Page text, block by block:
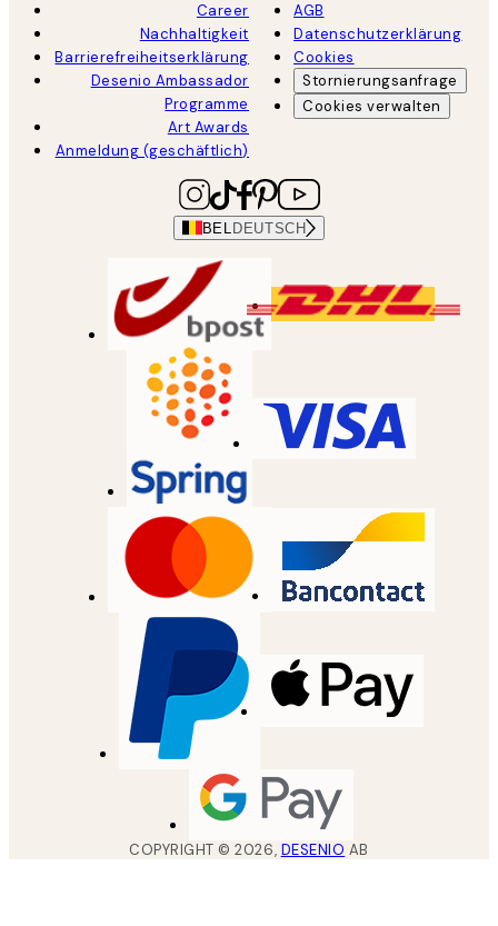
Career
Nachhaltigkeit
Barrierefreiheitserklärung
Desenio Ambassador
Programme
Art Awards
Anmeldung (geschäftlich)
AGB
Datenschutzerklärung
Cookies
Stornierungsanfrage
Cookies verwalten
BEL DEUTSCH
COPYRIGHT ©2026, DESENIO AB